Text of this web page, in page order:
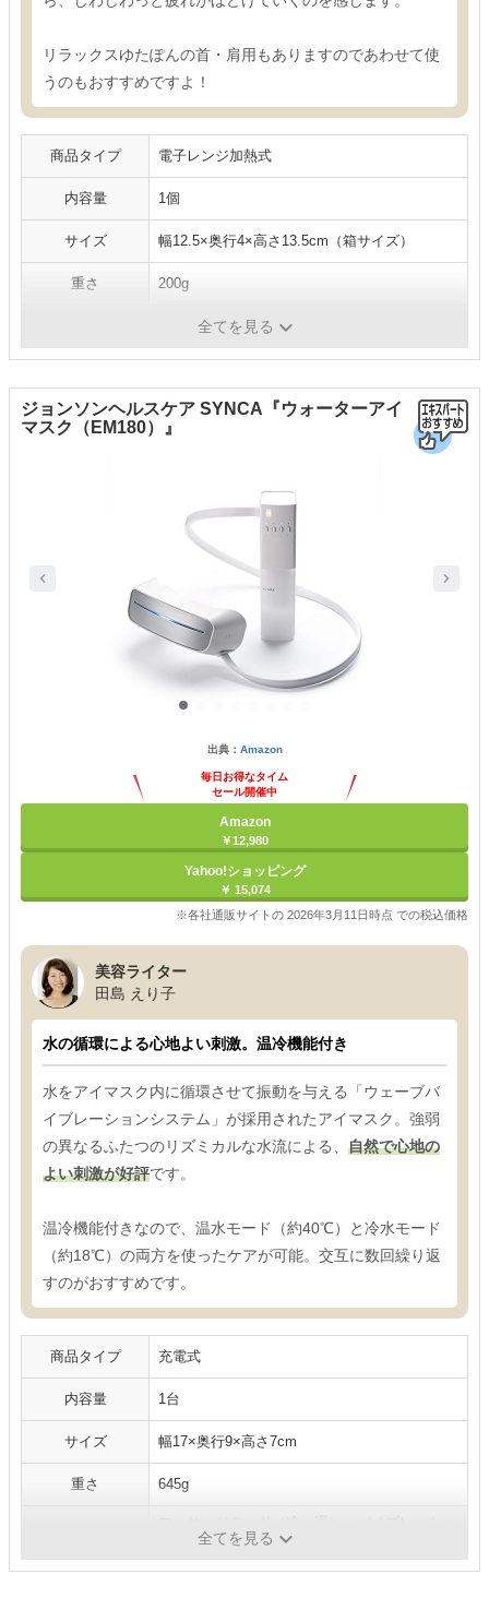
リラックスゆたぽんの首・肩用もありますのであわせて使
うのもおすすめですよ！
商品タイプ 電子レンジ加熱式
内容量 1個
サイズ 幅12.5×奥行4×高さ13.5cm（箱サイズ）
重さ 200g
温蒸気全てを見る
ジョンソンヘルスケア SYNCA『ウォーターアイ
マスク（EM180）』
出典： Amazon
毎日お得なタイム
セール開催中
Amazon
￥12,980
Yahoo!ショッピング
￥ 15,074
※各社通販サイトの 2026年3月11日時点 での税込価格
美容ライター
田島 えり子
水の循環による心地よい刺激。温冷機能付き
水をアイマスク内に循環させて振動を与える「ウェーブバ
イブレーションシステム」が採用されたアイマスク。強弱
の異なるふたつのリズミカルな水流による、 自然で心地の
よい刺激が好評です。
温冷機能付きなので、温水モード（約40℃）と冷水モード
（約18℃）の両方を使ったケアが可能。交互に数回繰り返
すのがおすすめです。
商品タイプ 充電式
内容量 1台
サイズ 幅17×奥行9×高さ7cm
重さ 645g
全てを見る